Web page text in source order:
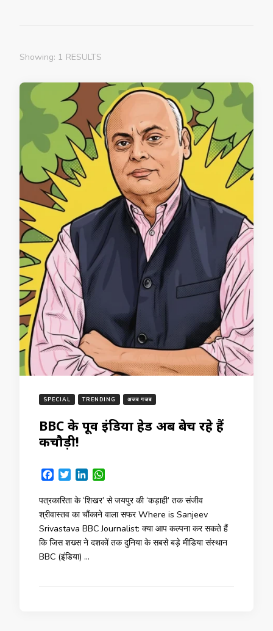
Showing: 1 RESULTS
SPECIAL TRENDING अजब गजब
BBC के पूर्व इंडिया हेड अब बेच रहे हैं
कचौड़ी!
Facebook
TwitterLinkedIn
पत्रकारिता के ‘शिखर’ से जयपुर की ‘कड़ाही’ तक संजीव
श्रीवास्तव का चौंकाने वाला सफर Where is Sanjeev
Srivastava BBC Journalist: क्या आप कल्पना कर सकते हैं
कि जिस शख्स ने दशकों तक दुनिया के सबसे बड़े मीडिया संस्थान
BBC (इंडिया) …